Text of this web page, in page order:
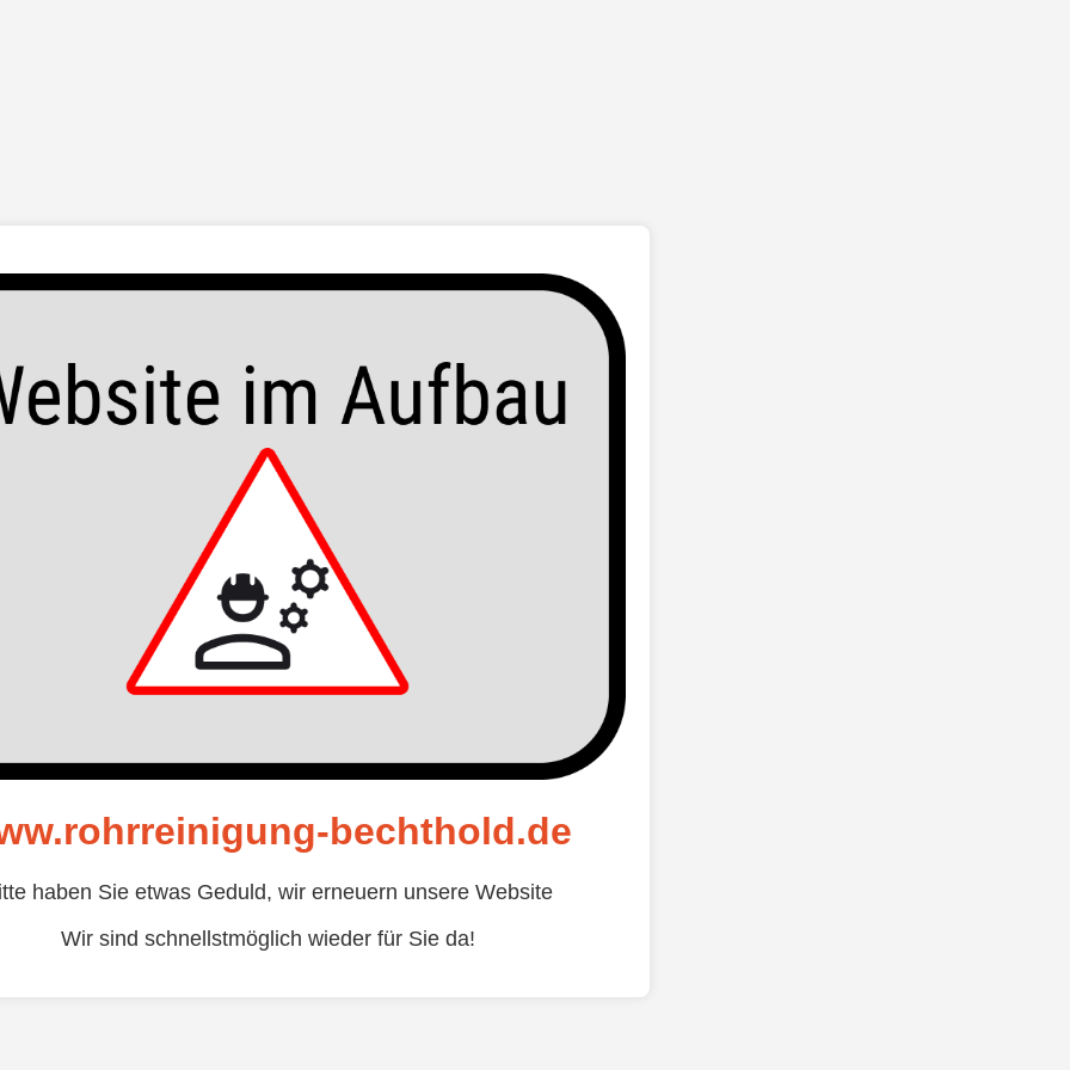
bechthold.de
haben Sie etwas Geduld, wir erneuern unsere Website
Wir sind schnellstmöglich wieder für Sie da!